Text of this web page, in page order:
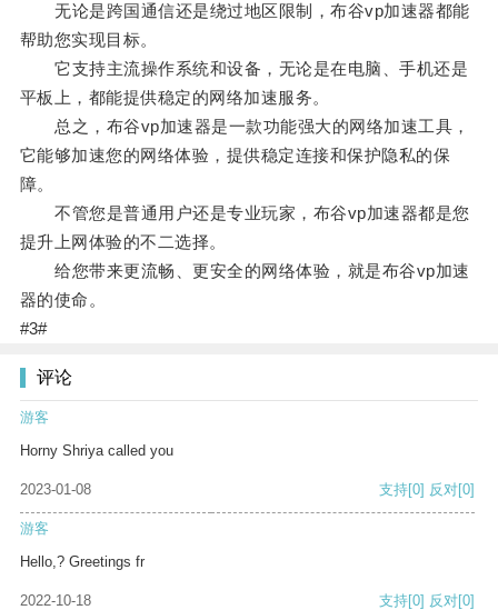
无论是跨国通信还是绕过地区限制，布谷vp加速器都能
帮助您实现目标。
它支持主流操作系统和设备，无论是在电脑、手机还是
平板上，都能提供稳定的网络加速服务。
总之，布谷vp加速器是一款功能强大的网络加速工具，
它能够加速您的网络体验，提供稳定连接和保护隐私的保
障。
不管您是普通用户还是专业玩家，布谷vp加速器都是您
提升上网体验的不二选择。
给您带来更流畅、更安全的网络体验，就是布谷vp加速
器的使命。
#3#
评论
游客
Horny Shriya called you
2023-01-08 支持[0] 反对[0]
游客
Hello,? Greetings fr
2022-10-18 支持[0] 反对[0]